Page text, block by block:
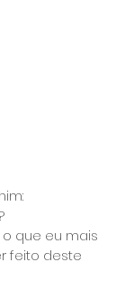
que eu mais
feito deste